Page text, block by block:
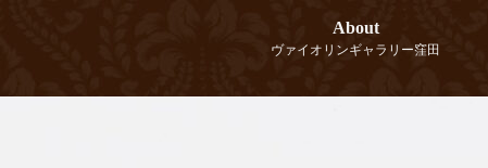
About
ヴァイオリンギャラリー窪田